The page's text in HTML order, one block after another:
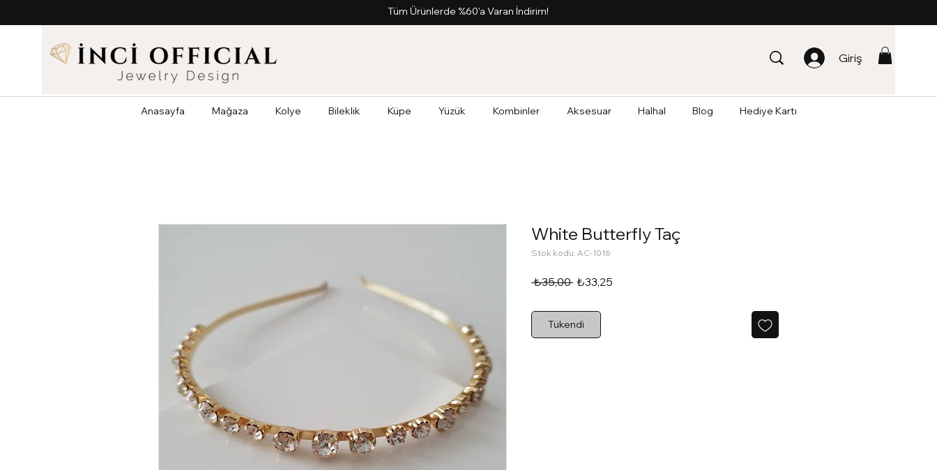
Tüm Ürünlerde %60'a Varan İndirim!
Giriş
Anasayfa Mağaza Kolye Bileklik Küpe Yüzük Kombinler Aksesuar Halhal Blog Hediye Kartı
White Butterfly Taç
Stok kodu: AC-1016
₺35,00 Normal
₺33,25
Tükendi